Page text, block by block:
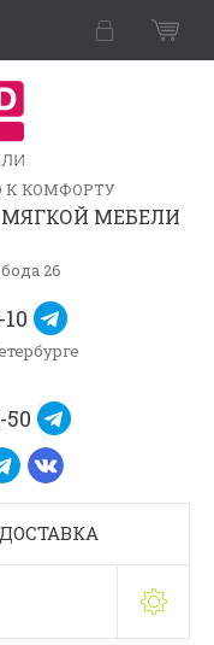
К КОМФОРТУ
МЕБЕЛИ
26
50
ДОСТАВКА